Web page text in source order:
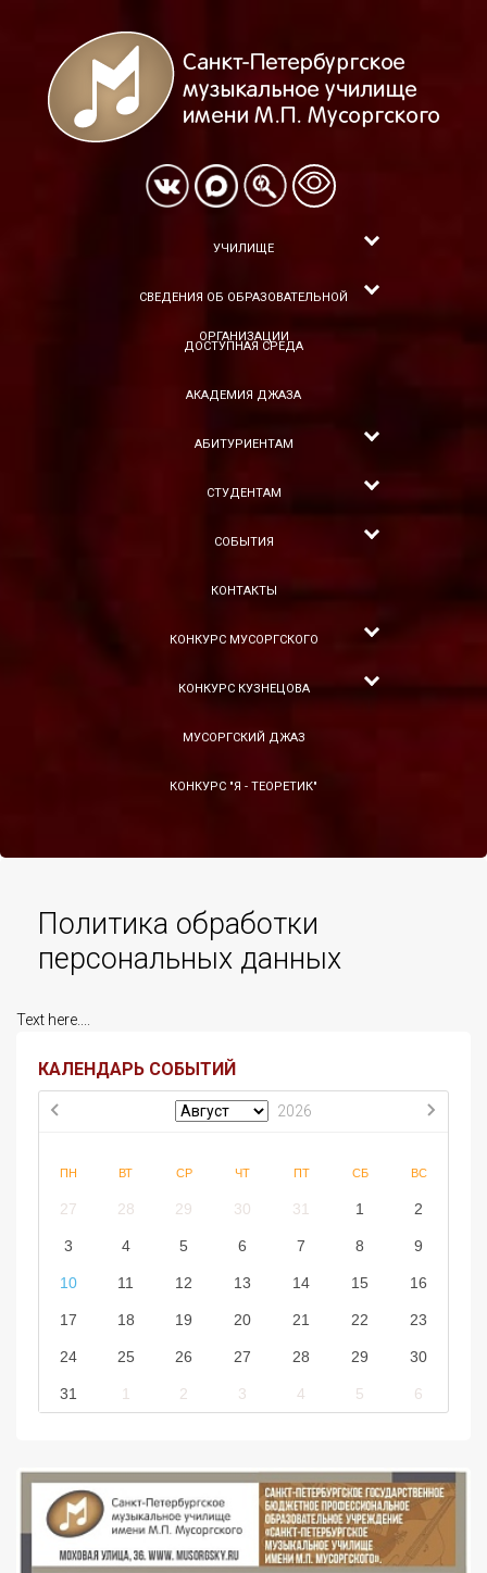
УЧИЛИЩЕ
СВЕДЕНИЯ ОБ ОБРАЗОВАТЕЛЬНОЙ
ОРГАНИЗАЦИИ
ДОСТУПНАЯ СРЕДА
АКАДЕМИЯ ДЖАЗА
АБИТУРИЕНТАМ
СТУДЕНТАМ
СОБЫТИЯ
КОНТАКТЫ
КОНКУРС МУСОРГСКОГО
КОНКУРС КУЗНЕЦОВА
МУСОРГСКИЙ ДЖАЗ
КОНКУРС "Я - ТЕОРЕТИК"
Политика обработки
персональных данных
Text here....
КАЛЕНДАРЬ СОБЫТИЙ
2026
ПН ВТ СР ЧТ ПТ СБ ВС
27 28 29 30 31 1 2
3 4 5 6 7 8 9
10 11 12 13 14 15 16
17 18 19 20 21 22 23
24 25 26 27 28 29 30
31 1 2 3 4 5 6